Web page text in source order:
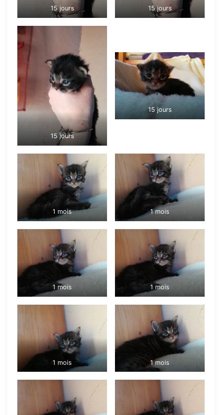
15 jours 15 jours
15 jours
15 jours
1 mois 1 mois
1 mois 1 mois
1 mois 1 mois